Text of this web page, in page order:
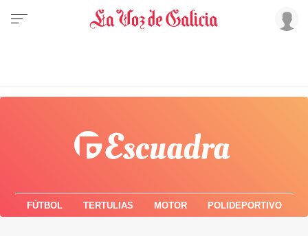
FÚTBOL TERTULIAS MOTOR POLIDEPORTIVO